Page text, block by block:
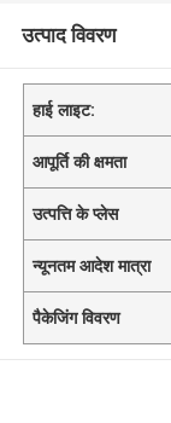
उत्पाद विवरण
हाई लाइट:
आपूर्ति की क्षमता
उत्पत्ति के प्लेस
न्यूनतम आदेश मात्रा
पैकेजिंग विवरण